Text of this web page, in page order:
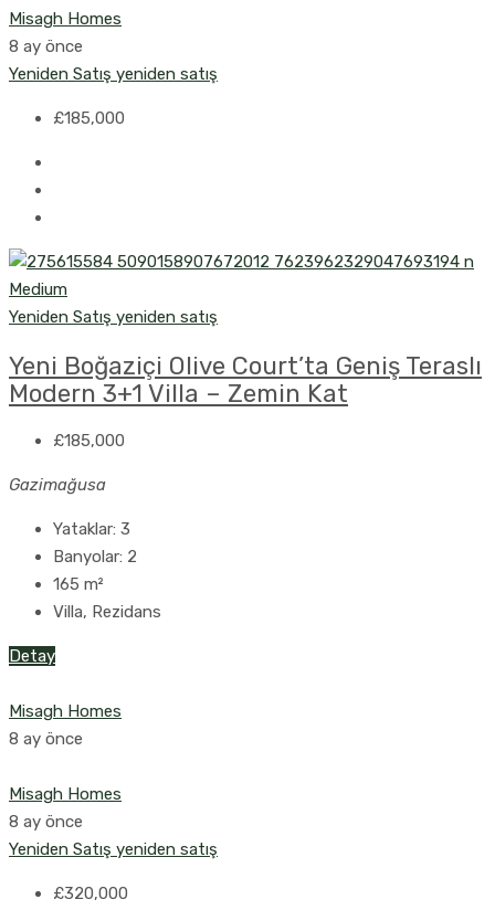
Misagh Homes
8 ay önce
Yeniden Satış yeniden satış
£185,000
Yeniden Satış yeniden satış
Yeni Boğaziçi Olive Court’ta Geniş Teraslı
Modern 3+1 Villa – Zemin Kat
£185,000
Gazimağusa
Yataklar: 3
Banyolar: 2
165 m²
Villa, Rezidans
Detay
Misagh Homes
8 ay önce
Misagh Homes
8 ay önce
Yeniden Satış yeniden satış
£320,000